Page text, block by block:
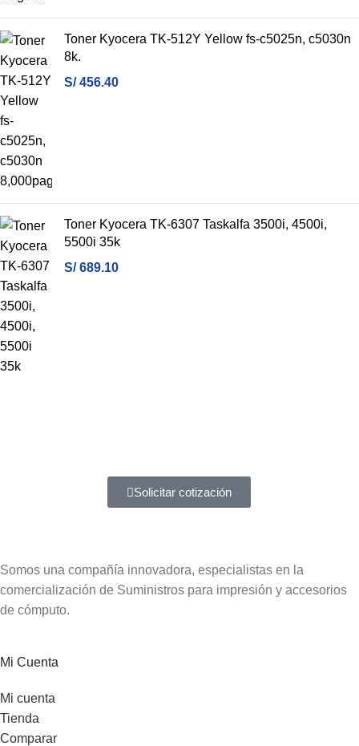
Toner Kyocera TK-512Y Yellow fs-c5025n, c5030n
8k.
S/456.40
Toner Kyocera TK-6307 Taskalfa 3500i, 4500i,
5500i 35k
S/689.10
Solicitar cotización
Somos una compañía innovadora, especialistas en la
comercialización de Suministros para impresión y accesorios
de cómputo.
Mi Cuenta
Mi cuenta
Tienda
Comparar